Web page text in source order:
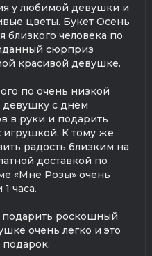
у любимой девушки и
цветы. Букет Осень
человека по
сюрприз
красивой девушке.
по очень низкой
с днём
в руки и подарить
игрушкой. К тому же
радость близким на
доставкой по
«Мне Розы» очень
часа.
подарить роскошный
очень легко и это